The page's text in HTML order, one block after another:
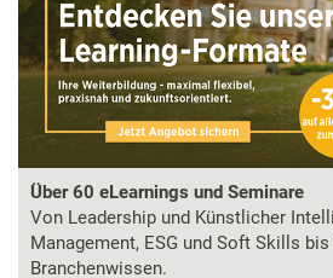
Über 60 eLearnings und Seminare
Von Leadership und Künstlicher
Management, ESG und Soft Skills
Branchenwissen.